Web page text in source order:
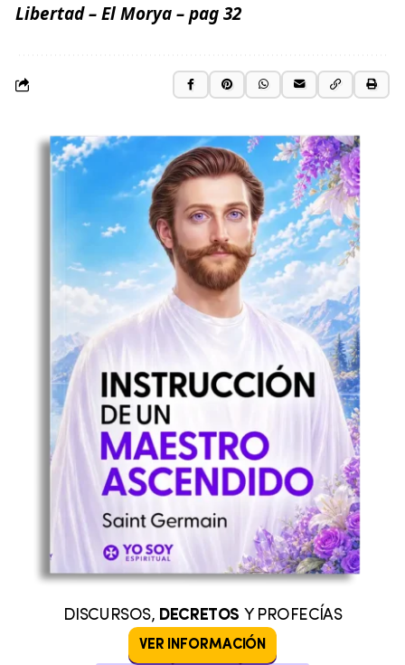
Libertad– El Morya– pag 32
DISCURSOS, DECRETOS Y PROFECÍAS
VER INFORMACIÓN